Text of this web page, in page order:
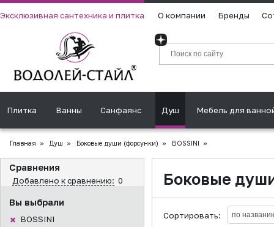
Эксклюзивная сантехника и плитка О компании Бренды
Плитка Ванны Санфаянс Душ Мебель для
Главная » Душ » Боковые души (форсунки) » BOSSINI »
Сравнения
Добавлено к сравнению: 0
Вы выбрали
BOSSINI
Боковые
Сортировать: